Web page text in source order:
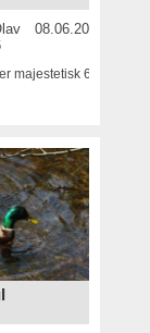
08.06.2015
majestetisk6 MP